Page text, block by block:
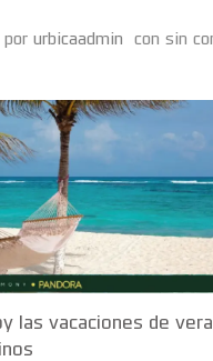
por urbicaadmin con sin
las vacaciones de